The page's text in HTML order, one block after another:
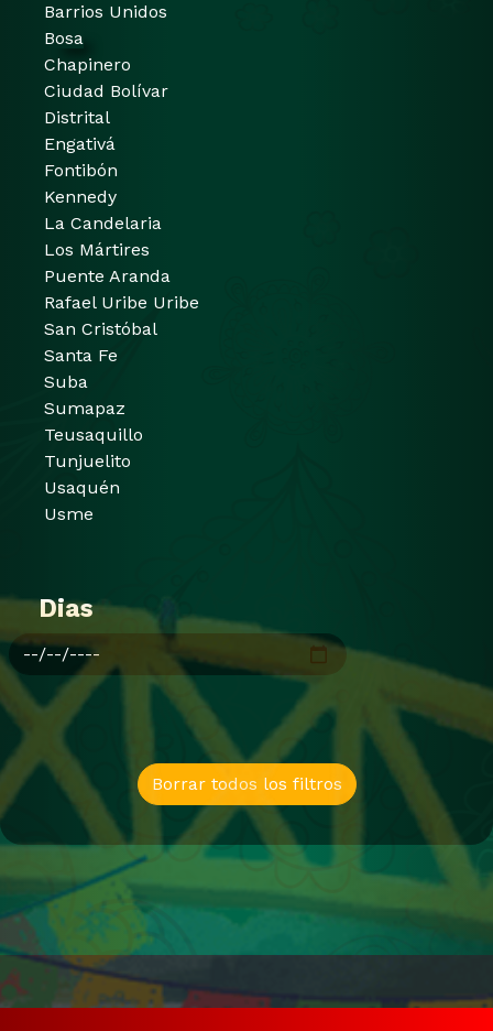
Barrios Unidos
Bosa
Chapinero
Ciudad Bolívar
Distrital
Engativá
Fontibón
Kennedy
La Candelaria
Los Mártires
Puente Aranda
Rafael Uribe Uribe
San Cristóbal
Santa Fe
Suba
Sumapaz
Teusaquillo
Tunjuelito
Usaquén
Usme
Dias
Borrar todos los filtros